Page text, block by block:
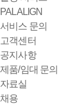
PALALIGN
서비스 문의
고객센터
공지사항
제품/임대 문의
자료실
채용